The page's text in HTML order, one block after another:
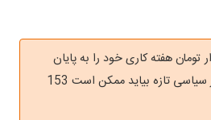
ایستادن در 156 هزار تومان هفته کاری خود را به پایان
رساند و در صورتی که اخبار سیاسی تازه بیاید ممکن است 153